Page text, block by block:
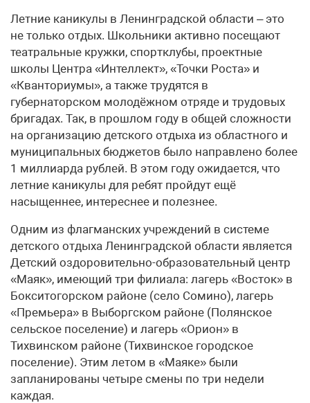
Летние каникулы в Ленинградской области – это
не только отдых. Школьники активно посещают
театральные кружки, спортклубы, проектные
школы Центра «Интеллект», «Точки Роста» и
«Кванториумы», а также трудятся в
губернаторском молодёжном отряде и трудовых
бригадах. Так, в прошлом году в общей сложности
на организацию детского отдыха из областного и
муниципальных бюджетов было направлено более
1 миллиарда рублей. В этом году ожидается, что
летние каникулы для ребят пройдут ещё
насыщеннее, интереснее и полезнее.
Одним из флагманских учреждений в системе
детского отдыха Ленинградской области является
Детский оздоровительно-образовательный центр
«Маяк», имеющий три филиала: лагерь «Восток» в
Бокситогорском районе (село Сомино), лагерь
«Премьера» в Выборгском районе (Полянское
сельское поселение) и лагерь «Орион» в
Тихвинском районе (Тихвинское городское
поселение). Этим летом в «Маяке» были
запланированы четыре смены по три недели
каждая.